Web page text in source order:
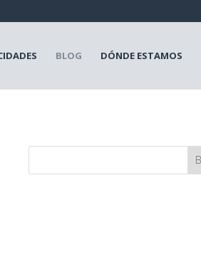
BLOG DÓNDE ESTAMOS